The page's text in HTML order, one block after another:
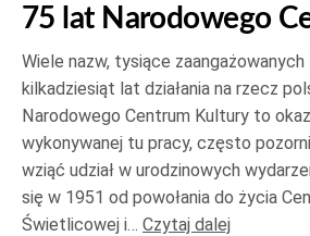
75 lat Narodowego
Wiele nazw, tysiące
kilkadziesiąt lat działania na rzecz
Narodowego Centrum Kultury to
wykonywanej tu pracy, często
wziąć udział w urodzinowych
się w 1951 od powołania do życia
Świetlicowej i… Czytaj dalej